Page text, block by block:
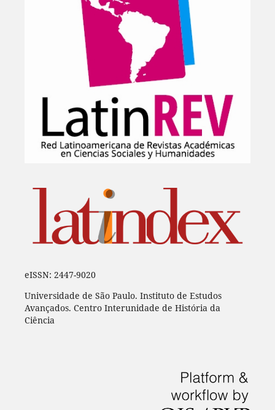
eISSN: 2447-9020
Universidade de São Paulo. Instituto de Estudos
Avançados. Centro Interunidade de História da
Ciência